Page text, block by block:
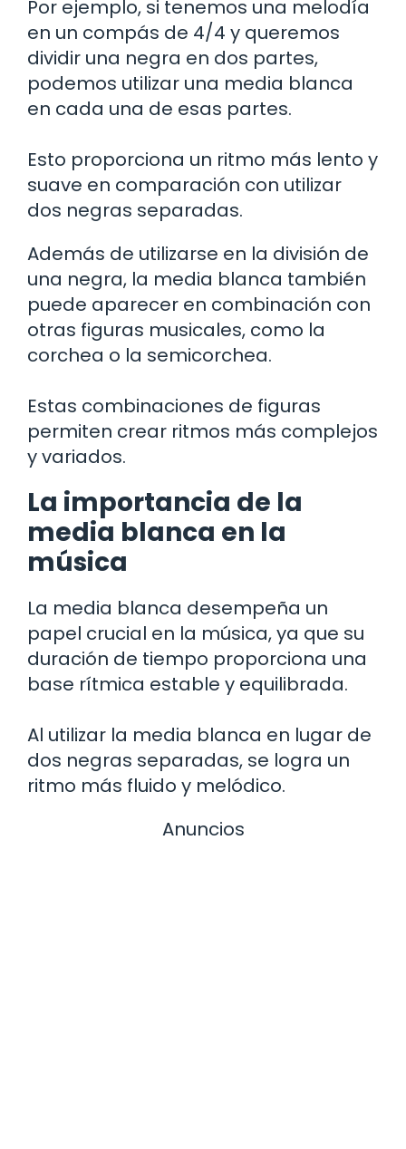
Por ejemplo, si tenemos una melodía
en un compás de 4/4 y queremos
dividir una negra en dos partes,
podemos utilizar una media blanca
en cada una de esas partes.
Esto proporciona un ritmo más lento y
suave en comparación con utilizar
dos negras separadas.
Además de utilizarse en la división de
una negra, la media blanca también
puede aparecer en combinación con
otras figuras musicales, como la
corchea o la semicorchea.
Estas combinaciones de figuras
permiten crear ritmos más complejos
y variados.
La importancia de la
media blanca en la
música
La media blanca desempeña un
papel crucial en la música, ya que su
duración de tiempo proporciona una
base rítmica estable y equilibrada.
Al utilizar la media blanca en lugar de
dos negras separadas, se logra un
ritmo más fluido y melódico.
Anuncios